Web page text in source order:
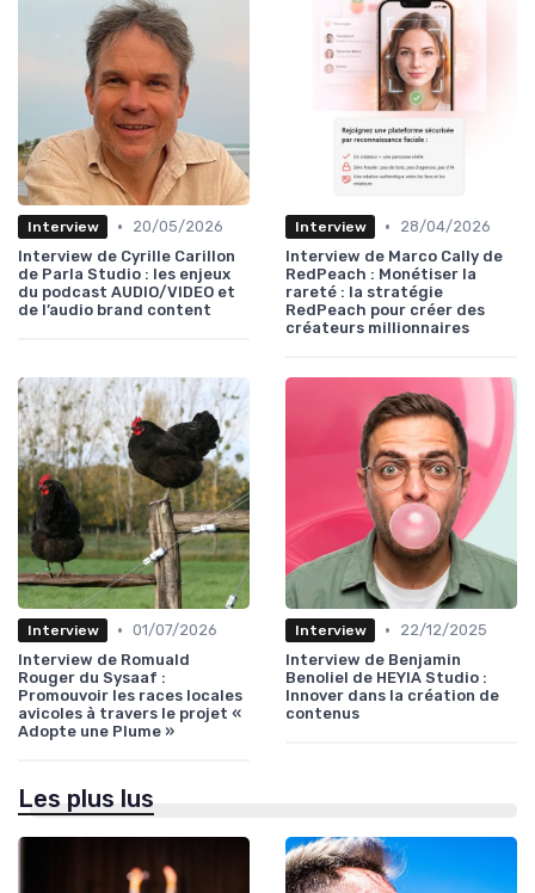
Interview •
20/05/2026
Interview de Cyrille Carillon
de Parla Studio : les enjeux
du podcast AUDIO/VIDEO et
de l’audio brand content
Interview •
28/04/2026
Interview de Marco Cally de
RedPeach : Monétiser la
rareté : la stratégie
RedPeach pour créer des
créateurs millionnaires
Interview • 01/07/2026
Interview de Romuald
Rouger du Sysaaf :
Promouvoir les races locales
avicoles à travers le projet «
Adopte une Plume »
Interview •
22/12/2025
Interview de Benjamin
Benoliel de HEYIA Studio :
Innover dans la création de
contenus
Les plus lus